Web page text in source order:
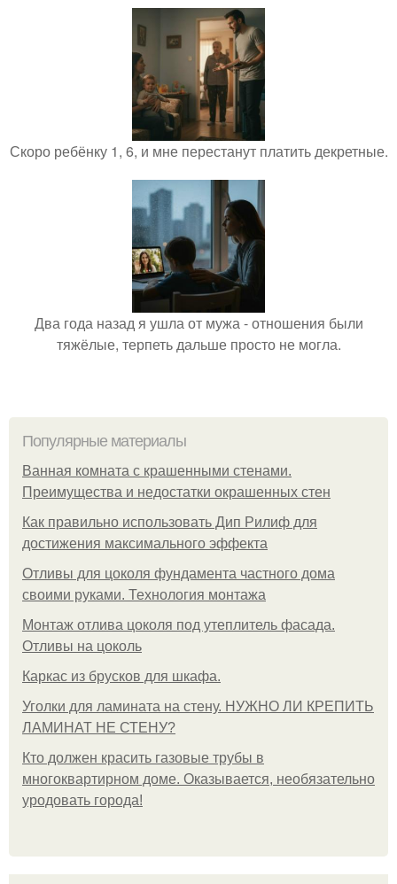
Скоро ребёнку 1, 6, и мне перестанут платить декретные.
Два года назад я ушла от мужа - отношения были
тяжёлые, терпеть дальше просто не могла.
Популярные материалы
Ванная комната с крашенными стенами.
Преимущества и недостатки окрашенных стен
Как правильно использовать Дип Рилиф для
достижения максимального эффекта
Отливы для цоколя фундамента частного дома
своими руками. Технология монтажа
Монтаж отлива цоколя под утеплитель фасада.
Отливы на цоколь
Каркас из брусков для шкафа.
Уголки для ламината на стену. НУЖНО ЛИ КРЕПИТЬ
ЛАМИНАТ НЕ СТЕНУ?
Кто должен красить газовые трубы в
многоквартирном доме. Оказывается, необязательно
уродовать города!